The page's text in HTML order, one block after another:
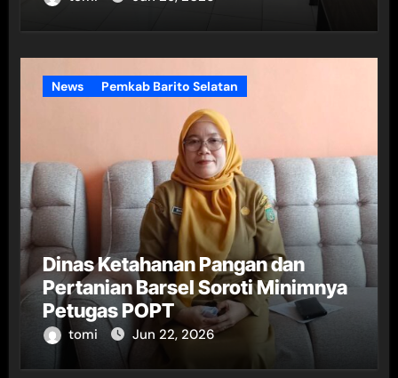
News Pemkab Barito Selatan
Dinas Ketahanan Pangan dan
Pertanian Barsel Soroti Minimnya
Petugas POPT
tomi Jun 22, 2026